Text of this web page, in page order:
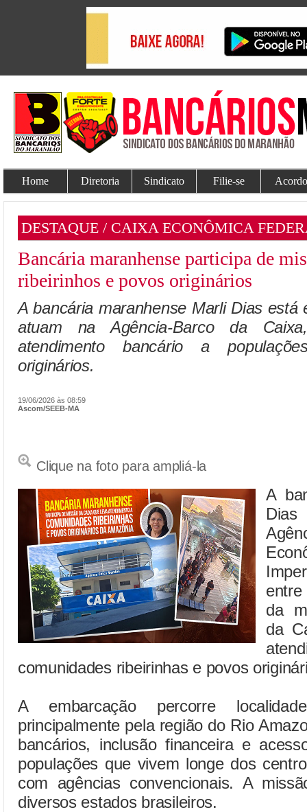
Home Diretoria Sindicato Filie-se
DESTAQUE / CAIXA ECONÔMICA
Bancária maranhense participa de
ribeirinhos e povos originários
A bancária maranhense Marli Dias está
atuam na Agência-Barco da
atendimento bancário a
originários.
19/06/2026 às 08:59
Ascom/SEEB-MA
Clique na foto para ampliá-la
A
da
da
comunidades ribeirinhas e povos
A embarcação percorre
principalmente pela região do Rio
bancários, inclusão financeira e
populações que vivem longe dos
com agências convencionais. A
diversos estados brasileiros.